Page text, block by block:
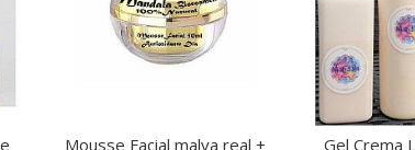
Mousse Facial malva real + Gel Crema